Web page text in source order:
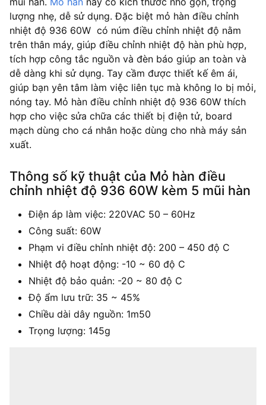
lượng nhẹ, dễ sử dụng. Đặc biệt mỏ hàn điều chỉnh
nhiệt độ 936 60W có núm điều chỉnh nhiệt độ nằm
trên thân máy, giúp điều chỉnh nhiệt độ hàn phù hợp,
tích hợp công tắc nguồn và đèn báo giúp an toàn và
dễ dàng khi sử dụng. Tay cầm được thiết kế êm ái,
giúp bạn yên tâm làm việc liên tục mà không lo bị mỏi,
nóng tay. Mỏ hàn điều chỉnh nhiệt độ 936 60W thích
hợp cho việc sửa chữa các thiết bị điện tử, board
mạch dùng cho cá nhân hoặc dùng cho nhà máy sản
xuất.
Thông số kỹ thuật của Mỏ hàn điều
chỉnh nhiệt độ 936 60W kèm 5 mũi hàn
Điện áp làm việc: 220VAC 50 – 60Hz
Công suất: 60W
Phạm vi điều chỉnh nhiệt độ: 200 – 450 độ C
Nhiệt độ hoạt động: -10 ~ 60 độ C
Nhiệt độ bảo quản: -20 ~ 80 độ C
Độ ẩm lưu trữ: 35 ~ 45%
Chiều dài dây nguồn: 1m50
Trọng lượng: 145g